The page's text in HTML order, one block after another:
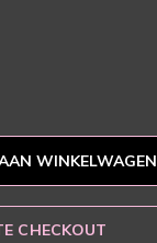
WINKELWAGEN
CHECKOUT